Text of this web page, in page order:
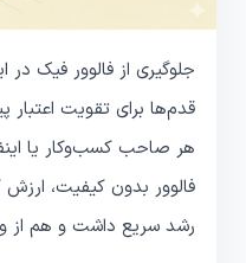
جلوگیری از فالوور فیک در
قدم‌ها برای تقویت
هر صاحب کسب‌وکار یا
فالوور بدون کیفیت،
رشد سریع داشت و هم از